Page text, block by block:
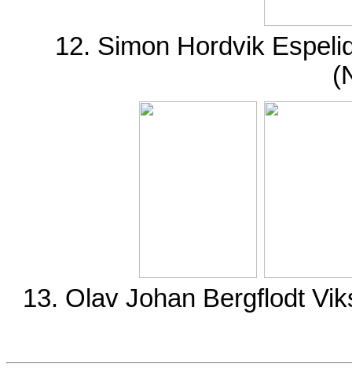
12. Simon Hordvik
13. Olav Johan Bergflodt